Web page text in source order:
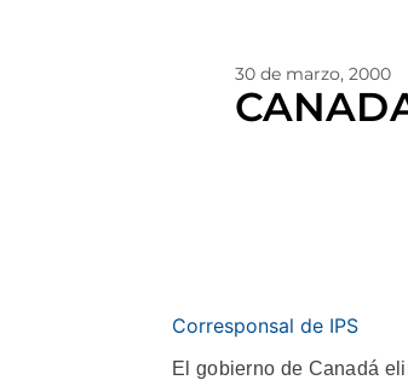
30 de marzo, 2000
Corresponsal de IPS
El gobierno de Canadá